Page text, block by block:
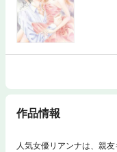
作品情報
人気女優リアンナは、親